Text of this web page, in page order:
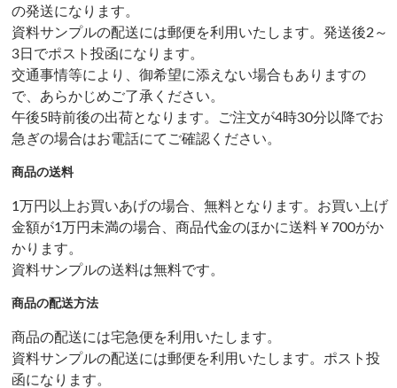
の発送になります。
資料サンプルの配送には郵便を利用いたします。発送後2～
3日でポスト投函になります。
交通事情等により、御希望に添えない場合もありますの
で、あらかじめご了承ください。
午後5時前後の出荷となります。ご注文が4時30分以降でお
急ぎの場合はお電話にてご確認ください。
商品の送料
1万円以上お買いあげの場合、無料となります。お買い上げ
金額が1万円未満の場合、商品代金のほかに送料￥700がか
かります。
資料サンプルの送料は無料です。
商品の配送方法
商品の配送には宅急便を利用いたします。
資料サンプルの配送には郵便を利用いたします。ポスト投
函になります。